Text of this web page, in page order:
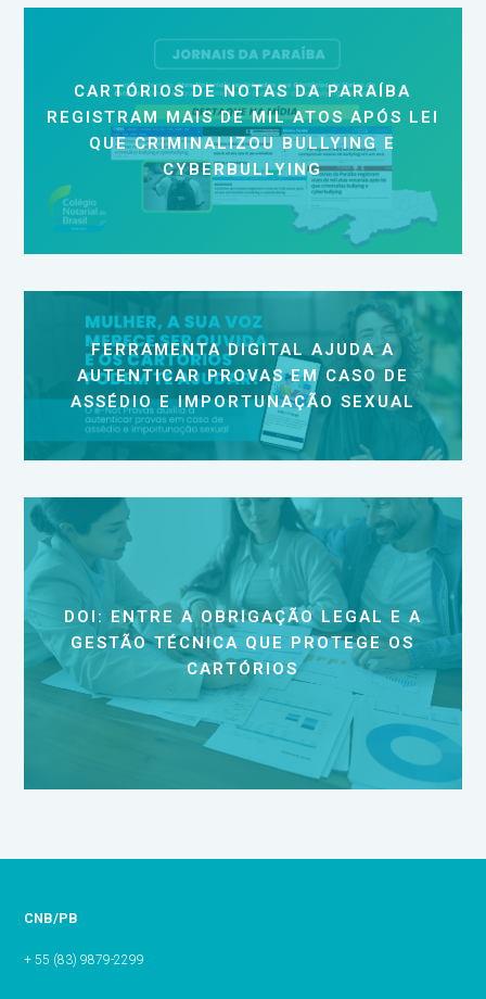
CARTÓRIOS DE NOTAS DA PARAÍBA
REGISTRAM MAIS DE MIL ATOS APÓS LEI
QUE CRIMINALIZOU BULLYING E
CYBERBULLYING
FERRAMENTA DIGITAL AJUDA A
AUTENTICAR PROVAS EM CASO DE
ASSÉDIO E IMPORTUNAÇÃO SEXUAL
DOI: ENTRE A OBRIGAÇÃO LEGAL E A
GESTÃO TÉCNICA QUE PROTEGE OS
CARTÓRIOS
CNB/PB
+ 55 (83) 9879-2299